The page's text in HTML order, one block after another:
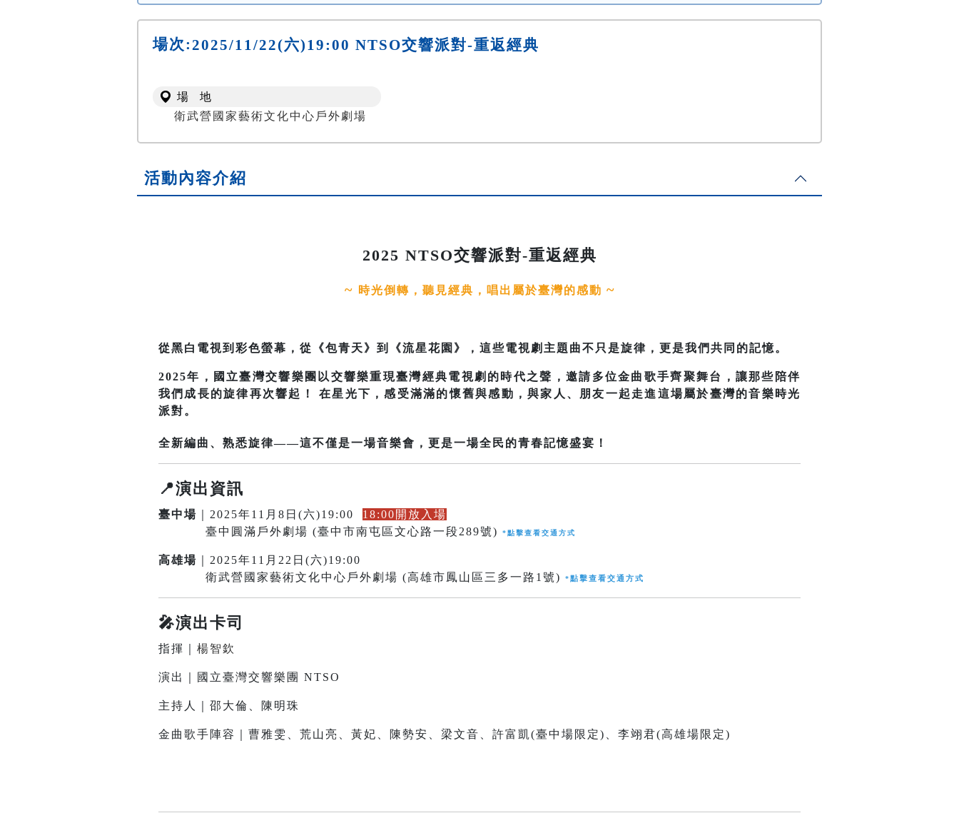
場次:2025/11/22(六)19:00 NTSO交響派對-重返經典
場 地
衛武營國家藝術文化中心戶外劇場
活動內容介紹
2025 NTSO交響派對-重返經典
~ 時光倒轉，聽見經典，唱出屬於臺灣的感動 ~
從黑白電視到彩色螢幕，從《包青天》到《流星花園》，這些電視劇主題曲不只是旋律，更是我們共同的記憶。
2025年，國立臺灣交響樂團以交響樂重現臺灣經典電視劇的時代之聲，邀請多位金曲歌手齊聚舞台，讓那些陪伴
我們成長的旋律再次響起！ 在星光下，感受滿滿的懷舊與感動，與家人、朋友一起走進這場屬於臺灣的音樂時光
派對。
全新編曲、熟悉旋律——這不僅是一場音樂會，更是一場全民的青春記憶盛宴！
📍演出資訊
臺中場 ｜2025年11月8日(六)19:00 18:00開放入場
臺中圓滿戶外劇場 (臺中市南屯區文心路一段289號)
*點擊查看交通方式
高雄場 ｜2025年11月22日(六)19:00
衛武營國家藝術文化中心戶外劇場 (高雄市鳳山區三多一路1號)
*點擊查看交通方式
🎤演出卡司
指揮｜ 楊智欽
演出｜國立臺灣交響樂團 NTSO
主持人｜邵大倫、陳明珠
金曲歌手陣容｜曹雅雯、荒山亮、黃妃、陳勢安、梁文音、許富凱(臺中場限定)、李翊君(高雄場限定)